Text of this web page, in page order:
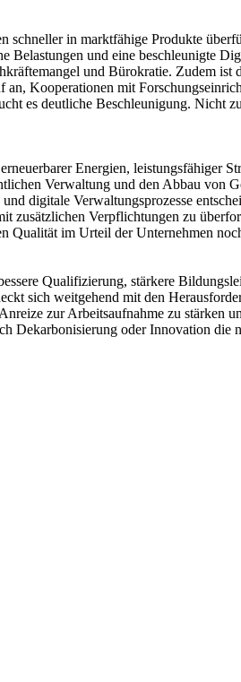
in marktfähige Produkte
Belastungen und eine beschleunigte
und Bürokratie. Zudem ist
Kooperationen mit
es deutliche Beschleunigung. Nicht
Energien, leistungsfähiger
Verwaltung und den Abbau von
digitale Verwaltungsprozesse
zusätzlichen Verpflichtungen zu
im Urteil der Unternehmen
Qualifizierung, stärkere
sich weitgehend mit den
zur Arbeitsaufnahme zu stärken
Dekarbonisierung oder Innovation die